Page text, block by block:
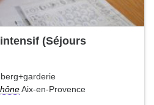
(Séjours
Aix-en-Provence